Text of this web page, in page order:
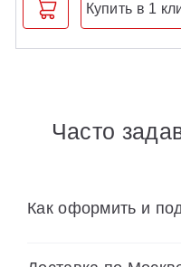
Купить в 1
Часто
Как оформить и